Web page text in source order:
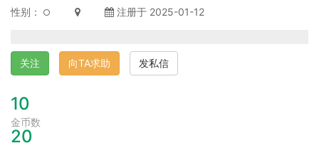
性别： 注册于 2025-01-12
关注 向TA求助 发私信
10
金币数
20